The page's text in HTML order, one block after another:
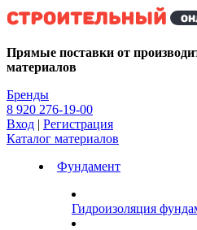
Kg
Прямые поставки от
материалов
Бренды
8 920 276-19-00
Вход | Регистрация
Каталог материалов
Фундамент
Гидроизоляция